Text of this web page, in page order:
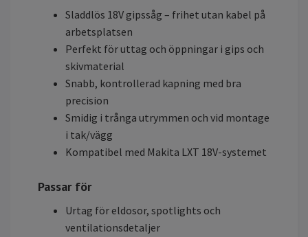
Sladdlös 18V gipssåg – frihet utan kabel på
arbetsplatsen
Perfekt för uttag och öppningar i gips och
skivmaterial
Snabb, kontrollerad kapning med bra
precision
Smidig i trånga utrymmen och vid montage
i tak/vägg
Kompatibel med Makita LXT 18V-systemet
Passar för
Urtag för eldosor, spotlights och
ventilationsdetaljer